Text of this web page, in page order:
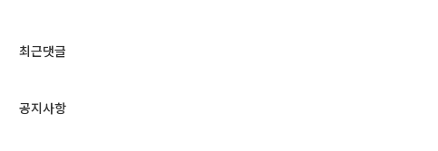
과
글
최근댓글
공지사항